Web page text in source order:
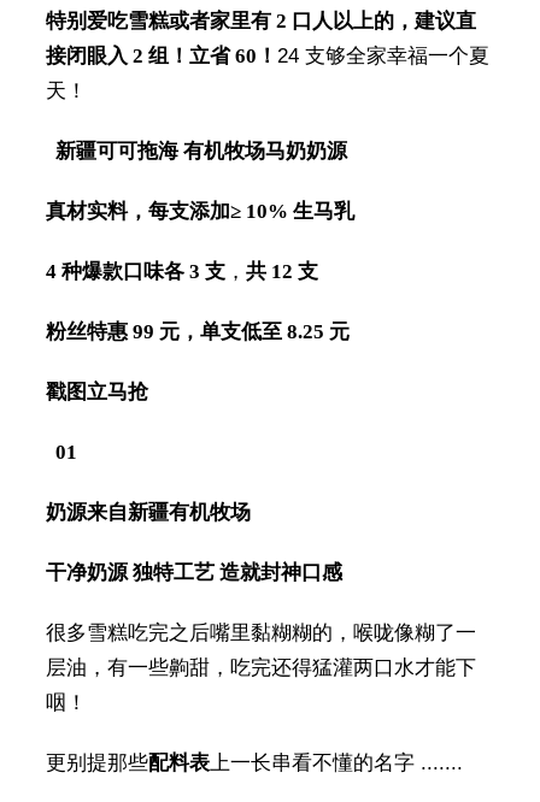
特别爱吃雪糕或者家里有 2 口人以上的，建议直
接闭眼入 2 组！ 立省 60！ 24 支够全家幸福一个夏
天！
新疆可可拖海 有机牧场马奶奶源
真材实料，每支添加≥ 10% 生马乳
4 种爆款口味各 3 支， 共 12 支
粉丝特惠 99 元，单支低至 8.25 元
戳图立马抢
01
奶源来自新疆有机牧场
干净奶源 独特工艺 造就封神口感
很多雪糕吃完之后嘴里黏糊糊的，喉咙像糊了一
层油，有一些齁甜，吃完还得猛灌两口水才能下
咽！
更别提那些配料表上一长串看不懂的名字 .......